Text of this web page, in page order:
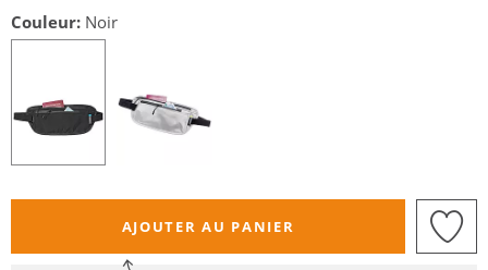
Couleur: Noir
AJOUTER AU PANIER